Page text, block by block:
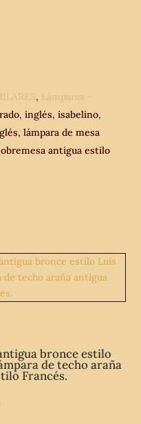
, Lámparas -
, inglés, isabelino,
, lámpara de mesa
antigua estilo
bronce estilo
de techo araña
Francés.